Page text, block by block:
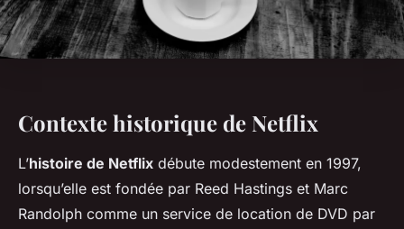
Contexte historique de Netflix
L’histoire de Netflix débute modestement en 1997,
lorsqu’elle est fondée par Reed Hastings et Marc
Randolph comme un service de location de DVD par